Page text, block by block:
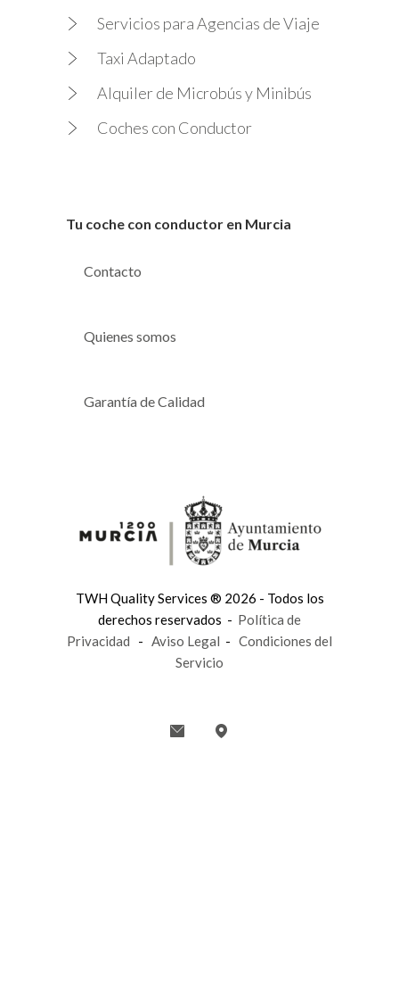
Servicios para Agencias de Viaje
Taxi Adaptado
Alquiler de Microbús y Minibús
Coches con Conductor
Tu coche con conductor en Murcia
Contacto
Quienes somos
Garantía de Calidad
TWH Quality Services ® 2026 - Todos los
derechos reservados - Política de
Privacidad - Aviso Legal - Condiciones del
Servicio